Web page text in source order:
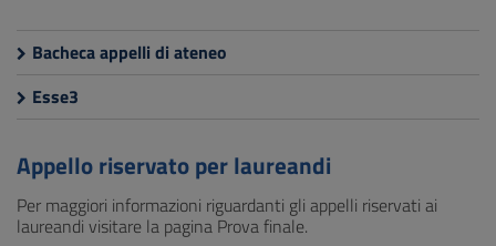
Bacheca appelli di ateneo
Esse3
Appello riservato per laureandi
Per maggiori informazioni riguardanti gli appelli riservati ai
laureandi visitare la pagina Prova finale.